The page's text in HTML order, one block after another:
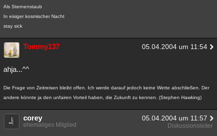
Als Sternenstaub
In eisiger kosmischer Nacht
stay sick
Tommy137 05.04.2004 um 11:54
ahja...^^
Die Frage von Zeitreisen bleibt offen. Ich werde darauf jedoch keine Wette abschließen. Der
andere könnte ja den unfairen Vorteil haben, die Zukunft zu kennen. (Stephen Hawking)
corey 05.04.2004 um 11:57
ehemaliges Mitglied Diskussionsleiter